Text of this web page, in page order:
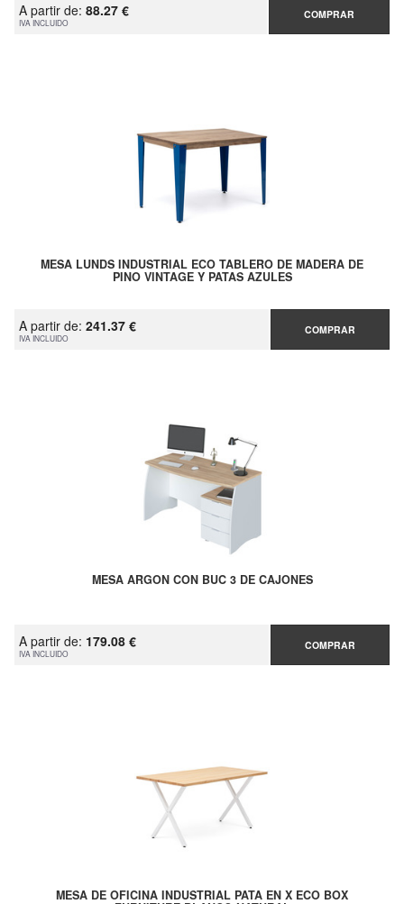
A partir de: 88.27 €
IVA INCLUIDO
COMPRAR
MESA LUNDS INDUSTRIAL ECO TABLERO DE MADERA DE
PINO VINTAGE Y PATAS AZULES
A partir de: 241.37 €
IVA INCLUIDO
COMPRAR
MESA ARGON CON BUC 3 DE CAJONES
A partir de: 179.08 €
IVA INCLUIDO
COMPRAR
MESA DE OFICINA INDUSTRIAL PATA EN X ECO BOX